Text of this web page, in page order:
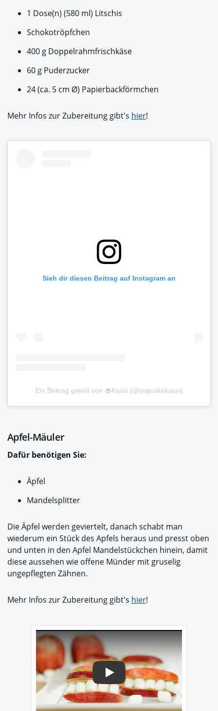
1 Dose(n) (580 ml) Litschis
Schokotröpfchen
400 g Doppelrahmfrischkäse
60 g Puderzucker
24 (ca. 5 cm Ø) Papierbackförmchen
Mehr Infos zur Zubereitung gibt's hier!
Sieh dir diesen Beitrag auf Instagram an
Ein Beitrag geteilt von 🧁Kassi (@cupcakekassi)
Apfel-Mäuler
Dafür benötigen Sie:
Äpfel
Mandelsplitter
Die Äpfel werden geviertelt, danach schabt man
wiederum ein Stück des Apfels heraus und presst oben
und unten in den Apfel Mandelstückchen hinein, damit
diese aussehen wie offene Münder mit gruselig
ungepflegten Zähnen.
Mehr Infos zur Zubereitung gibt's hier!
Play